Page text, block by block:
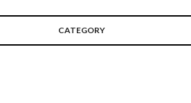
CATEGORY